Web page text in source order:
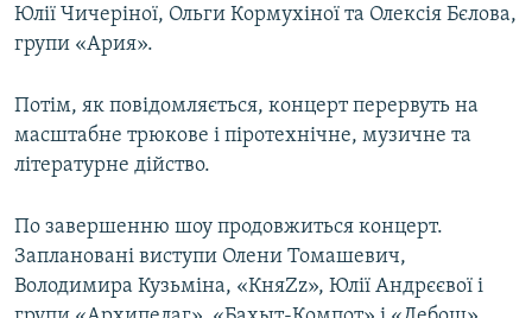
Юлії Чичеріної, Ольги Кормухіної та Олексія Бєлова,
групи «Ария».
Потім, як повідомляється, концерт перервуть на
масштабне трюкове і піротехнічне, музичне та
літературне дійство.
По завершенню шоу продовжиться концерт.
Заплановані виступи Олени Томашевич,
Володимира Кузьміна, «КняZz», Юлії Андрєєвої і